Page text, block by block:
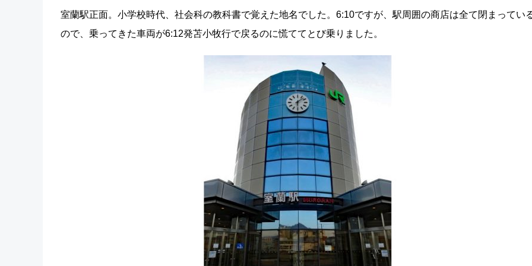
室蘭駅正面。小学校時代、社会科の教科書で覚えた地名でした。6:10ですが、駅周囲の商店は全て閉まってい
ので、乗ってきた車両が6:12発苫小牧行で戻るのに慌ててとび乗りました。